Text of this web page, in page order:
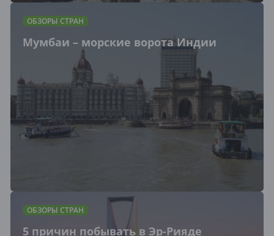
ОБЗОРЫ СТРАН
Мумбаи – морские ворота Индии
ОБЗОРЫ СТРАН
5 причин побывать в Эр-Рияде